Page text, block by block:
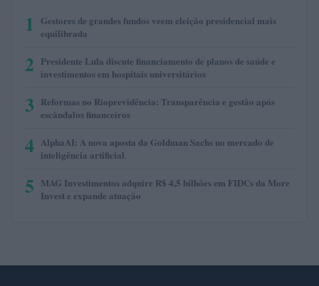
1
Gestores de grandes fundos veem eleição presidencial mais
equilibrada
2 Presidente Lula discute financiamento de planos de saúde e
investimentos em hospitais universitários
3 Reformas no Rioprevidência: Transparência e gestão após
escândalos financeiros
4 AlphaAI: A nova aposta da Goldman Sachs no mercado de
inteligência artificial
5 MAG Investimentos adquire R$ 4,5 bilhões em FIDCs da More
Invest e expande atuação